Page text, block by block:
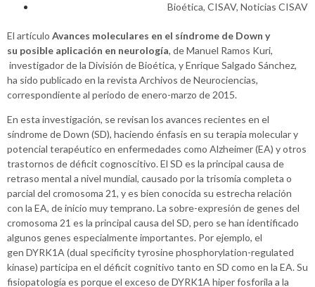
Bioética, CISAV, Noticias CISAV
El artículo Avances moleculares en el síndrome de Down y
su posible aplicación en neurología, de Manuel Ramos Kuri,
investigador de la División de Bioética, y Enrique Salgado Sánchez,
ha sido publicado en la revista Archivos de Neurociencias,
correspondiente al periodo de enero-marzo de 2015.
En esta investigación, se revisan los avances recientes en el
síndrome de Down (SD), haciendo énfasis en su terapia molecular y
potencial terapéutico en enfermedades como Alzheimer (EA) y otros
trastornos de déficit cognoscitivo. El SD es la principal causa de
retraso mental a nivel mundial, causado por la trisomía completa o
parcial del cromosoma 21, y es bien conocida su estrecha relación
con la EA, de inicio muy temprano. La sobre-expresión de genes del
cromosoma 21 es la principal causa del SD, pero se han identificado
algunos genes especialmente importantes. Por ejemplo, el
gen DYRK1A (dual specificity tyrosine phosphorylation-regulated
kinase) participa en el déficit cognitivo tanto en SD como en la EA. Su
fisiopatología es porque el exceso de DYRK1A hiper fosforila a la